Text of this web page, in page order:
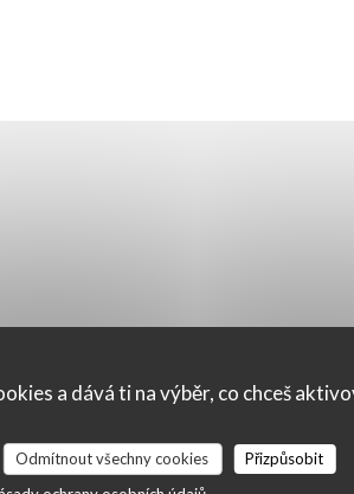
a dává ti na výběr, co chceš
Odmítnout všechny cookies
Přizpůsobit